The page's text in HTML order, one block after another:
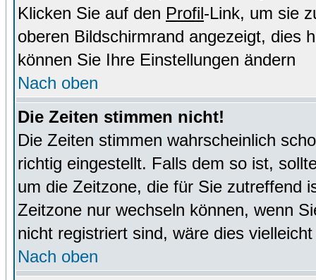
Klicken Sie auf den Profil-Link, um sie
oberen Bildschirmrand angezeigt, dies
können Sie Ihre Einstellungen ändern
Nach oben
Die Zeiten stimmen nicht!
Die Zeiten stimmen wahrscheinlich
richtig eingestellt. Falls dem so ist,
um die Zeitzone, die für Sie zutreffend
Zeitzone nur wechseln können, wenn
nicht registriert sind, wäre dies
Nach oben